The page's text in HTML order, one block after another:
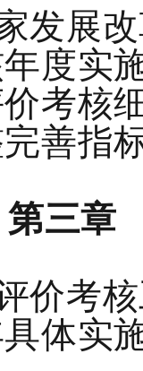
展改
度实
考核
善指
第三章
考核
体实